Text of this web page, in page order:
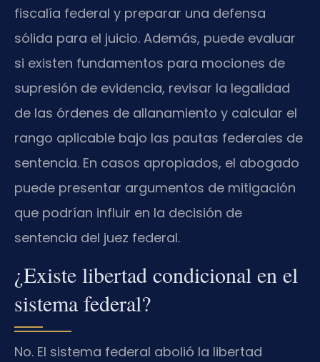
fiscalía federal y preparar una defensa
sólida para el juicio. Además, puede evaluar
si existen fundamentos para mociones de
supresión de evidencia, revisar la legalidad
de las órdenes de allanamiento y calcular el
rango aplicable bajo las pautas federales de
sentencia. En casos apropiados, el abogado
puede presentar argumentos de mitigación
que podrían influir en la decisión de
sentencia del juez federal.
¿Existe libertad condicional en el
sistema federal?
No. El sistema federal abolió la libertad